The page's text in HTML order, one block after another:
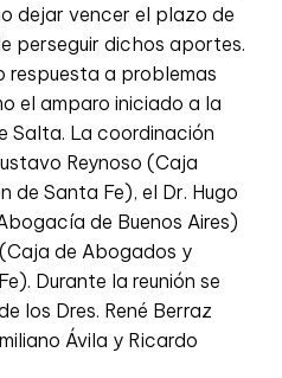
dejar vencer el plazo de
perseguir dichos aportes.
respuesta a problemas
el amparo iniciado a la
Salta. La coordinación
Reynoso (Caja
de Santa Fe), el Dr. Hugo
de Buenos Aires)
de Abogados y
Durante la reunión se
los Dres. René Berraz
Ávila y Ricardo